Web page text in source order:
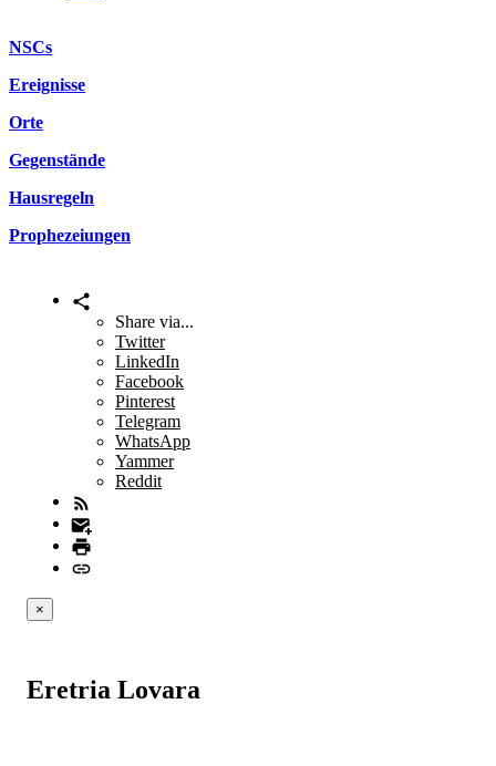
NSCs
Ereignisse
Orte
Gegenstände
Hausregeln
Prophezeiungen
Share via...
Twitter
LinkedIn
Facebook
Pinterest
Telegram
WhatsApp
Yammer
Reddit
×
Eretria Lovara